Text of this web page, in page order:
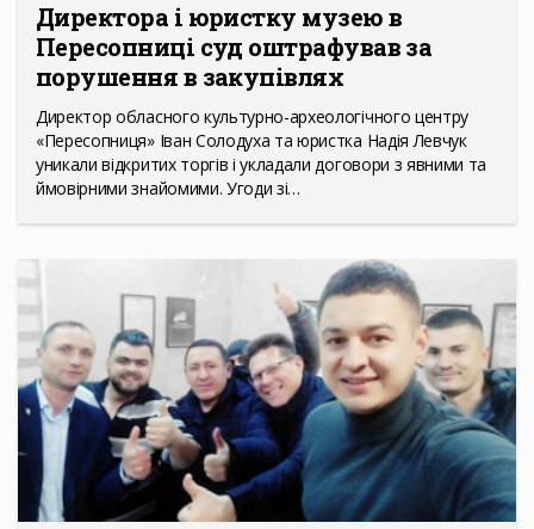
Директора і юристку музею в
Пересопниці суд оштрафував за
порушення в закупівлях
Директор обласного культурно-археологічного центру
«Пересопниця» Іван Солодуха та юристка Надія Левчук
уникали відкритих торгів і укладали договори з явними та
ймовірними знайомими. Угоди зі…